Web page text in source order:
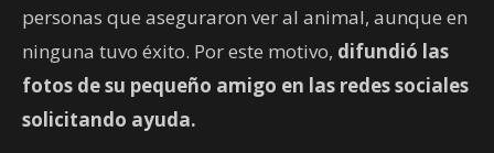
personas que aseguraron ver al animal, aunque en
ninguna tuvo éxito. Por este motivo, difundió las
fotos de su pequeño amigo en las redes sociales
solicitando ayuda.